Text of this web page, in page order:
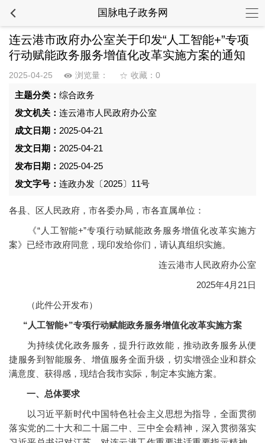
国脉电子政务网
连云港市政府办公室关于印发“人工智能+”专项
行动赋能政务服务增值化改革实施方案的通知
2025-04-25 浏览量： 收藏：0
主题分类： 综合政务
发文机关： 连云港市人民政府办公室
成文日期： 2025-04-21
发文日期： 2025-04-21
发布日期： 2025-04-25
发文字号： 连政办发〔2025〕11号
各县、区人民政府，市各委办局，市各直属单位：
《“人工智能+”专项行动赋能政务服务增值化改革实施方
案》已经市政府同意，现印发给你们，请认真组织实施。
连云港市人民政府办公室
2025年4月21日
（此件公开发布）
“人工智能+”专项行动赋能政务服务增值化改革实施方案
为持续优化政务服务，提升行政效能，推动政务服务从便
捷服务到智能服务、增值服务全面升级，切实增强企业和群众
满意度、获得感，现结合我市实际，制定本实施方案。
一、总体要求
以习近平新时代中国特色社会主义思想为指导，全面贯彻
落实党的二十大和二十届二中、三中全会精神，深入贯彻落实